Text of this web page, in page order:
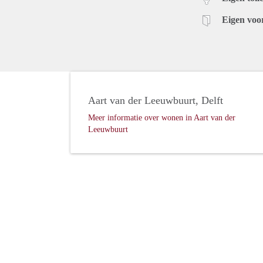
Eigen
Aart van der Leeuwbuurt, Delft
Meer informatie over wonen in Aart van der
Leeuwbuurt